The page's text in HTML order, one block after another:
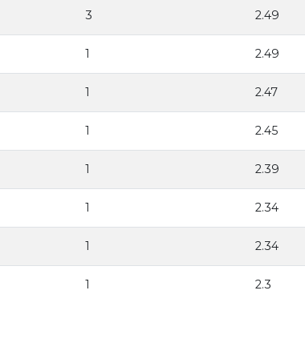
3 2.49
1 2.49
1 2.47
1 2.45
1 2.39
1 2.34
1 2.34
1 2.3